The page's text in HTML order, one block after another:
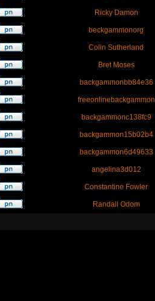
Ricky Damon
beckgammonorg
Colin Sutherland
Bret Moses
backgammonbb84e36
freeonlinebackgammon
backgammonc138fc9
backgammon15b02b4
backgammon6d49633
angelina3d012
Constantine Fowler
Randall Odom